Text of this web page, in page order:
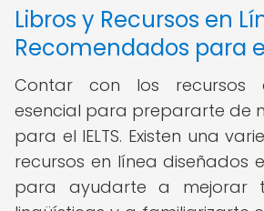
Libros y Recursos en
Recomendados para el
Contar con los recursos
esencial para prepararte de
para el IELTS. Existen una
recursos en línea diseñados
para ayudarte a mejorar